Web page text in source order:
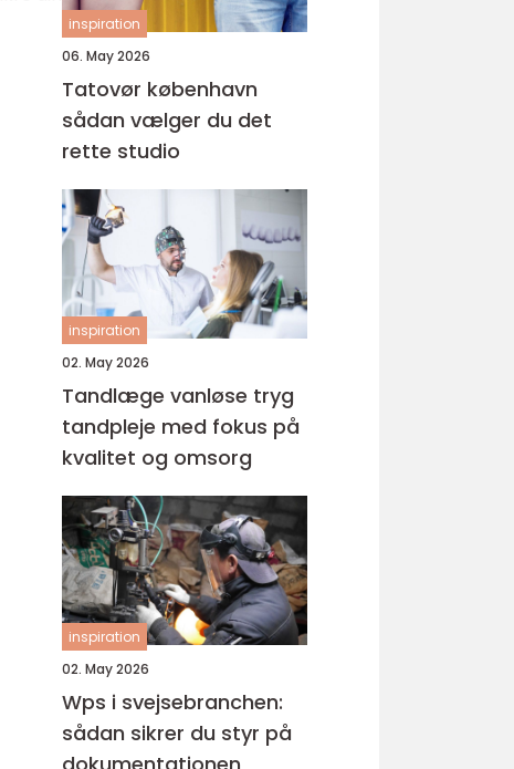
inspiration
06. May 2026
Tatovør københavn
sådan vælger du det
rette studio
inspiration
02. May 2026
Tandlæge vanløse tryg
tandpleje med fokus på
kvalitet og omsorg
inspiration
02. May 2026
Wps i svejsebranchen:
sådan sikrer du styr på